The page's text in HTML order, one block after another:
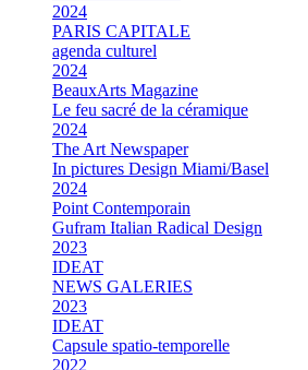
2024
PARIS CAPITALE
agenda culturel
2024
BeauxArts Magazine
Le feu sacré de la céramique
2024
The Art Newspaper
In pictures Design Miami/Basel
2024
Point Contemporain
Gufram Italian Radical Design
2023
IDEAT
NEWS GALERIES
2023
IDEAT
Capsule spatio-temporelle
2022